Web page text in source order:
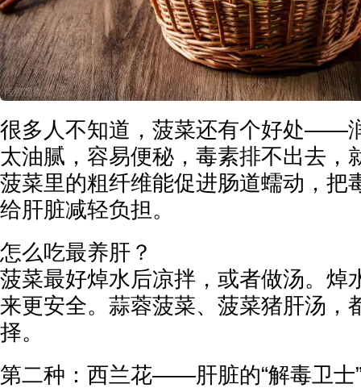
很多人不知道，菠菜还有个好处——
太油腻，容易便秘，毒素排不出去，
菠菜里的粗纤维能促进肠道蠕动，把
给肝脏减轻负担。
怎么吃最养肝？
菠菜最好焯水后凉拌，或者做汤。焯
来更安全。蒜蓉菠菜、菠菜猪肝汤，
择。
第二种：西兰花——肝脏的“解毒卫士